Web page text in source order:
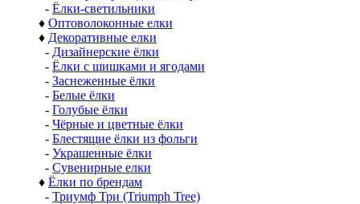
- Ёлки-светильники
♦ Оптоволоконные елки
♦ Декоративные елки
- Дизайнерские ёлки
- Ёлки с шишками и ягодами
- Заснеженные ёлки
- Белые ёлки
- Голубые ёлки
- Чёрные и цветные ёлки
- Блестящие ёлки из фольги
- Украшенные ёлки
- Сувенирные елки
♦ Ёлки по брендам
- Триумф Три (Triumph Tree)